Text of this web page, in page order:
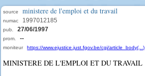
source ministere de l'emploi et du travail
numac 1997012185
pub. 27/06/1997
prom. --
moniteur https://www.ejustice.just.fgov.be/cgi/article_body(...)
MINISTERE DE L'EMPLOI ET DU TRAVAIL